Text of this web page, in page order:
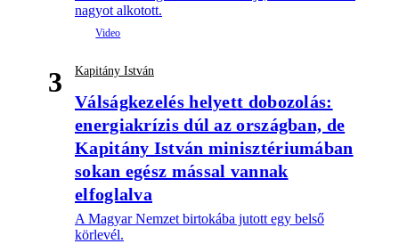
nagyot alkotott.
3 Kapitány István
Válságkezelés helyett dobozolás:
energiakrízis dúl az országban, de
Kapitány István minisztériumában
sokan egész mással vannak
elfoglalva
A Magyar Nemzet birtokába jutott egy belső
körlevél.